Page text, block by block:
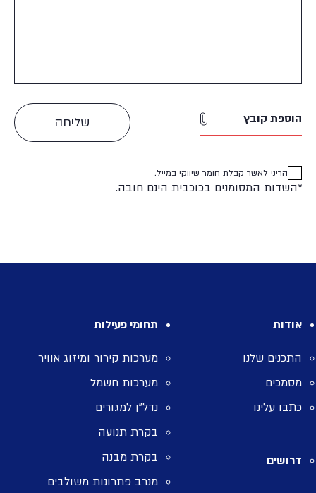
הוספת קובץ
הריני לאשר קבלת חומר שיווקי במייל.
*השדות המסומנים בכוכבית הינם חובה.
אודות
התכנים שלנו
מסמכים
כתבו עלינו
דרושים
תחומי פעילות
מערכות קירור ומיזוג אוויר
מערכות חשמל
נדל”ן למגורים
בקרת תנועה
בקרת מבנה
מנרב פתרונות משולבים